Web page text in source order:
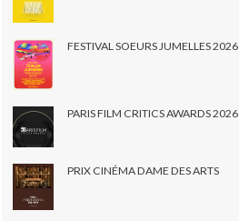
FESTIVAL SOEURS JUMELLES 2026
PARIS FILM CRITICS AWARDS 2026
PRIX CINÉMA DAME DES ARTS